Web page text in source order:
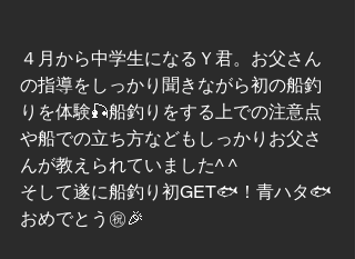
４月から中学生になるＹ君。お父さん
の指導をしっかり聞きながら初の船釣
りを体験🎣船釣りをする上での注意点
や船での立ち方などもしっかりお父さ
んが教えられていました^ ^
そして遂に船釣り初GET🐟！青ハタ🐟
おめでとう㊗️🎉